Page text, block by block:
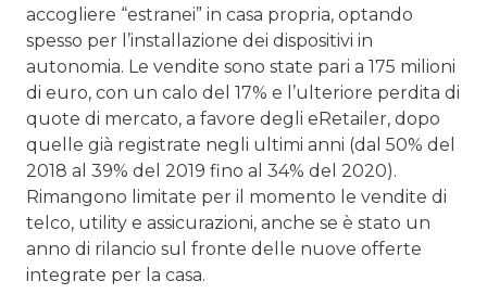
accogliere “estranei” in casa propria, optando
spesso per l’installazione dei dispositivi in
autonomia. Le vendite sono state pari a 175 milioni
di euro, con un calo del 17% e l’ulteriore perdita di
quote di mercato, a favore degli eRetailer, dopo
quelle già registrate negli ultimi anni (dal 50% del
2018 al 39% del 2019 fino al 34% del 2020).
Rimangono limitate per il momento le vendite di
telco, utility e assicurazioni, anche se è stato un
anno di rilancio sul fronte delle nuove offerte
integrate per la casa.